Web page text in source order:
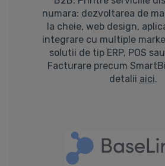
numara: dezvoltarea de
la cheie, web design,
integrare cu multiple
solutii de tip ERP, POS
Facturare precum
detalii aici.